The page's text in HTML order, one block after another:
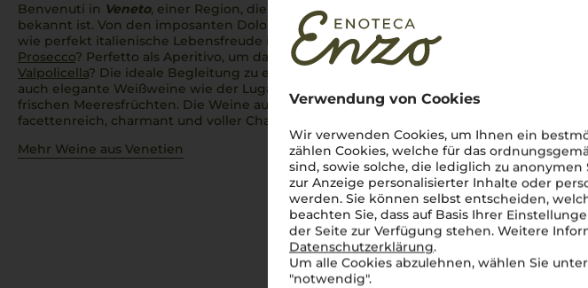
Verwendung von Cookies
Wir verwenden Cookies, um Ihnen ein
zählen Cookies, welche für das
sind, sowie solche, die lediglich zu
zur Anzeige personalisierter Inhalte oder
werden. Sie können selbst entscheiden,
beachten Sie, dass auf Basis Ihrer
der Seite zur Verfügung stehen. Weitere
Datenschutzerklärung.
Um alle Cookies abzulehnen, wählen Sie
"notwendig".
Benvenuti in Veneto, einer Region, die für ihre atemberaubende Vielfalt und Weinkultur
bekannt ist. Von den imposanten Dolomiten bis zur sonnigen Adriaküste zeigt Venetien,
wie perfekt italienische Lebensfreude im Glas eingefangen wird. Ein prickelnder
Prosecco? Perfetto als Aperitivo, um das Leben zu feiern. Ein vollmundiger
Valpolicella? Die ideale Begleitung zu einem herzhaften
auch elegante Weißweine wie der Lugana verzaubern, besonders in Kombination mit
frischen Meeresfrüchten. Die Weine aus
Venetiensind wie die Region selbst:
facettenreich, charmant und voller Charakter.
Mehr Weine aus Venetien